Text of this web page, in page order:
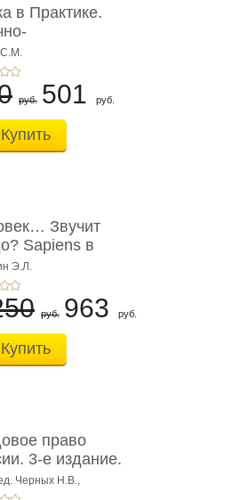
в Практике.
(пра
С.М.
руб. 501 руб.
Купить
Звучит
Sapiens в
социума � ...
Э.Л.
руб. 963 руб.
Купить
право
3-е издание.
для ...
Черных Н.В.,
И.В.